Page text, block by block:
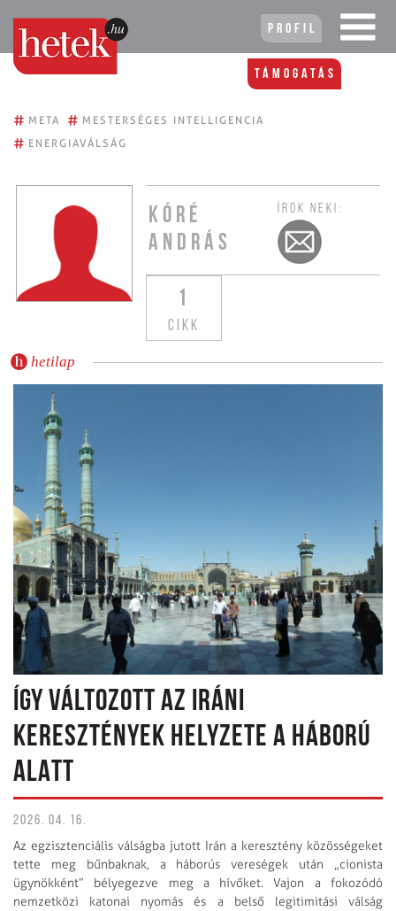
Profil
Támogatás
# META # MESTERSÉGES INTELLIGENCIA
# ENERGIAVÁLSÁG
KÓRÉ
ANDRÁS
ÍROK NEKI:
1
CIKK
hetilap
ÍGY VÁLTOZOTT AZ IRÁNI
KERESZTÉNYEK HELYZETE A HÁBORÚ
ALATT
2026. 04. 16.
Az egzisztenciális válságba jutott Irán a keresztény közösségeket
tette meg bűnbaknak, a háborús vereségek után „cionista
ügynökként” bélyegezve meg a hívőket. Vajon a fokozódó
nemzetközi katonai nyomás és a belső legitimitási válság